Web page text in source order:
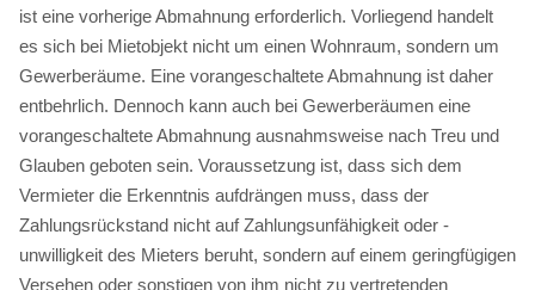
ist eine vorherige Abmahnung erforderlich. Vorliegend handelt
es sich bei Mietobjekt nicht um einen Wohnraum, sondern um
Gewerberäume. Eine vorangeschaltete Abmahnung ist daher
entbehrlich. Dennoch kann auch bei Gewerberäumen eine
vorangeschaltete Abmahnung ausnahmsweise nach Treu und
Glauben geboten sein. Voraussetzung ist, dass sich dem
Vermieter die Erkenntnis aufdrängen muss, dass der
Zahlungsrückstand nicht auf Zahlungsunfähigkeit oder -
unwilligkeit des Mieters beruht, sondern auf einem geringfügigen
Versehen oder sonstigen von ihm nicht zu vertretenden